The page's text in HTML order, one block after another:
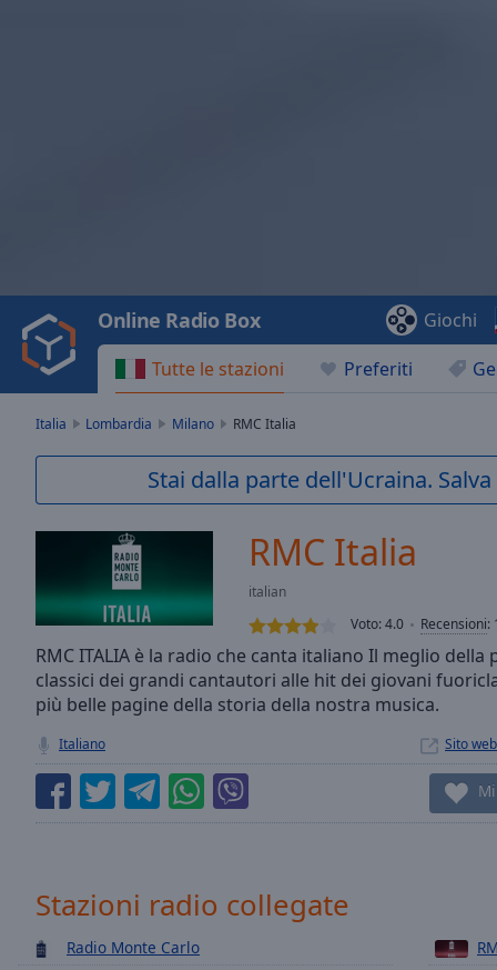
Video
Play
Backward
Skip
Current
Duration-:-
Stream
TypeLIVE
Seek to
live,
currently
LIVE
Remaining
Playback
Rate
Chapters
Tutte le stazioni Preferiti
Online Radio Box Giochi
Italia Lombardia Milano RMC Italia
Stai dalla parte dell'Ucraina.
RMC Italia
italian
Voto:4.0 Recensioni:
RMC ITALIA è la radio che canta italiano Il meglio
classici dei grandi cantautori alle hit dei giovani
più belle pagine della storia della nostra musica.
Italiano Sito web
Stazioni radio collegate
Radio Monte Carlo